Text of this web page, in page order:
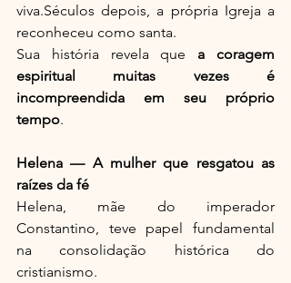
viva.Séculos depois, a própria Igreja a
reconheceu como santa.
Sua história revela que a coragem
espiritual muitas vezes é
incompreendida em seu próprio
tempo.
Helena — A mulher que resgatou as
raízes da fé
Helena, mãe do imperador
Constantino, teve papel fundamental
na consolidação histórica do
cristianismo.